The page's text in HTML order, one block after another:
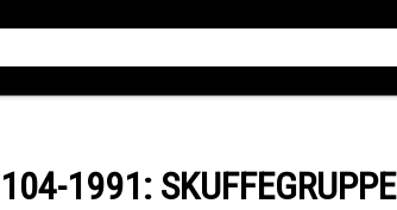
104-1991: SKUFFEGRUPPE